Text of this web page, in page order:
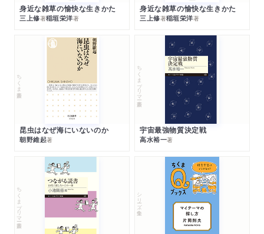
身近な雑草の愉快な生きかた
三上修著稲垣栄洋著
身近な雑草の愉快な生きかた
三上修著稲垣栄洋著
ちくま新書
昆虫はなぜ海にいないのか
朝野維起著
ちくまプリマー新書
宇宙最強物質決定戦
高水裕一著
ちくまプリマー新書 シリーズ・全集